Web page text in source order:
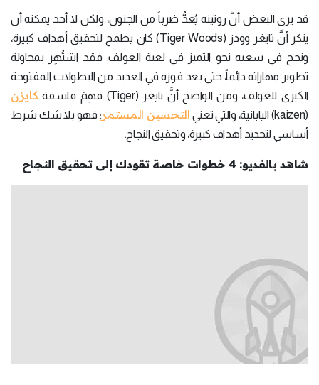
قد يرى البعض أنَّ روتينه يُعدُّ ضرباً من الجنون، ولكن لا أحد يمكنه أن
ينكر أنَّ تايغر وودز (Tiger Woods) كان يطمح لتحقيق أهداف كبيرة،
ونجح في سعيه نحو التميز في لعبة الغولف؛ فقد اشتُهِر بمحاولة
تطوير مهاراته دائماً، حتى بعد فوزه في العديد من البطولات المفتوحة
الكبرى للغولف، ومن الواضح أنَّ تايغر (Tiger) فهِمَ فلسفة
كايزن
(kaizen) اليابانية، والتي تعني التحسين المستمر؛ فهو بلا شك شرط
أساسي لتحديد أهداف كبيرة، وتحقيق النجاح.
شاهد بالفديو: 4 خطوات خاصة تقودك إلى تحقيق النجاح